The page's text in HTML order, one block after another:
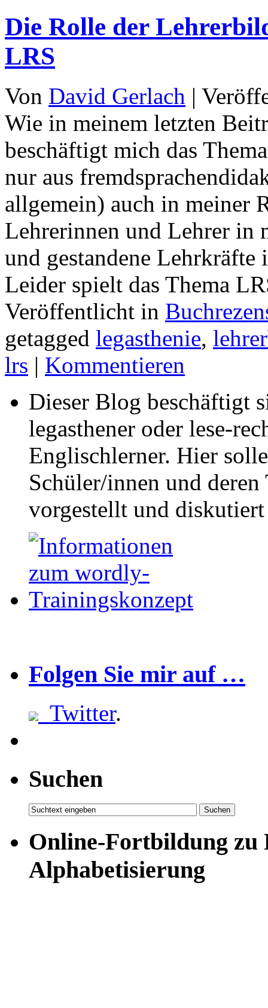
Die Rolle der
LRS
Von David Gerlach |
Wie in meinem letzten
beschäftigt mich das
nur aus
allgemein) auch in meiner
Lehrerinnen und Lehrer in
und gestandene
Leider spielt das Thema
Veröffentlicht in
getagged legasthenie,
lrs | Kommentieren
Dieser Blog beschäftigt
legasthener oder lese-
Englischlerner. Hier
Schüler/innen und
vorgestellt und
Folgen Sie mir auf …
Twitter.
Suchen
Online-Fortbildung zu
Alphabetisierung